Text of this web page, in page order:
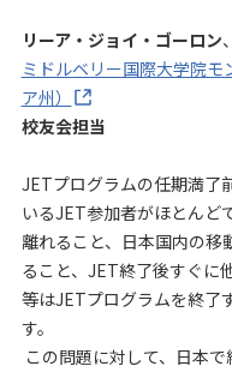
リーア・ジョイ・ゴーロン、
ミドルベリー国際大学院
ア州）
校友会担当
JETプログラムの任期満了
いるJET参加者がほとんど
離れること、日本国内の移
ること、JET終了後すぐに
等はJETプログラムを終了
す。
この問題に対して、日本